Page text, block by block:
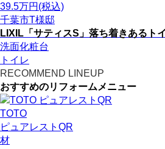
39.5万円(税込)
千葉市T様邸
LIXIL「サティスS」落ち着きあるト
洗面化粧台
トイレ
RECOMMEND LINEUP
おすすめのリフォームメニュー
TOTO
ピュアレストQR
材